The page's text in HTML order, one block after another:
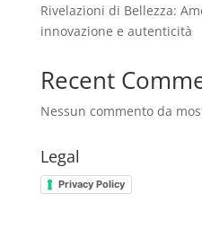
Rivelazioni di Bellezza:
innovazione e autenticità
Recent
Nessun commento da
Legal
Privacy Policy